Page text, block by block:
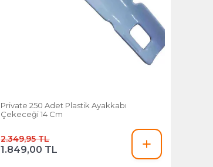
Private 250 Adet Plastik Ayakkabı
Çekeceği 14 Cm
2.349,95 TL
1.849,00 TL